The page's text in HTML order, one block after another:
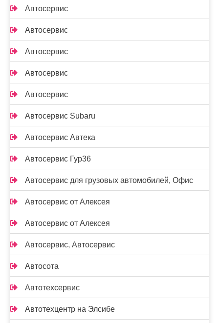
Автосервис
Автосервис
Автосервис
Автосервис
Автосервис
Автосервис Subaru
Автосервис Автека
Автосервис Гур36
Автосервис для грузовых автомобилей, Офис
Автосервис от Алексея
Автосервис от Алексея
Автосервис, Автосервис
Автосота
Автотехсервис
Автотехцентр на Элсибе